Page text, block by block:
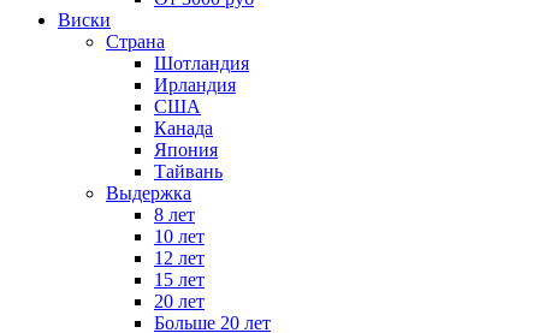
Виски
Страна
Шотландия
Ирландия
США
Канада
Япония
Тайвань
Выдержка
8 лет
10 лет
12 лет
15 лет
20 лет
Больше 20 лет